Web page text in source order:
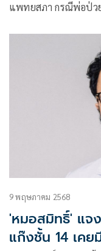
แพทยสภา กรณีพ่อป่ว
9 พฤษภาคม 2568
'หมอสมิทธิ์' แจ
แก๊งชั้น 14 เคย